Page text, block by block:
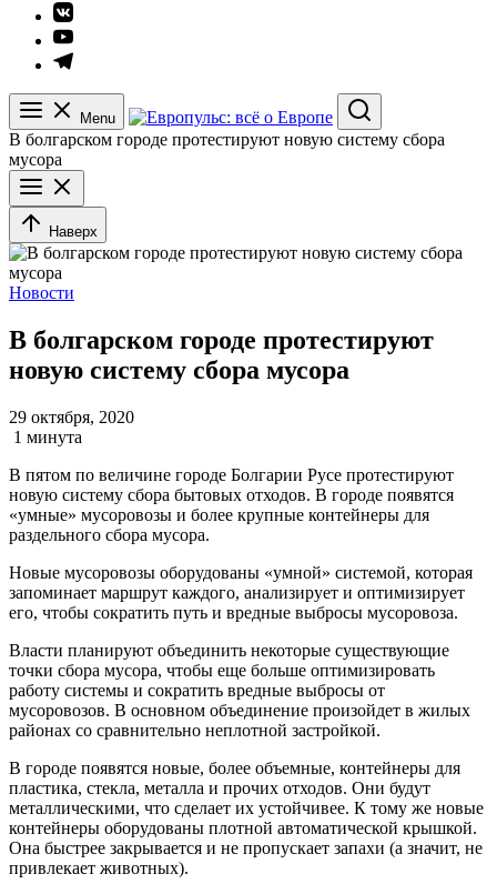
Элемент
меню
Элемент
меню
Элемент
Menu
Search
В болгарском городе протестируют новую систему сбора
мусора
Наверх
Новости
В болгарском городе протестируют
новую систему сбора мусора
29 октября, 2020
1 минута
В пятом по величине городе Болгарии Русе протестируют
новую систему сбора бытовых отходов. В городе появятся
«умные» мусоровозы и более крупные контейнеры для
раздельного сбора мусора.
Новые мусоровозы оборудованы «умной» системой, которая
запоминает маршрут каждого, анализирует и оптимизирует
его, чтобы сократить путь и вредные выбросы мусоровоза.
Власти планируют объединить некоторые существующие
точки сбора мусора, чтобы еще больше оптимизировать
работу системы и сократить вредные выбросы от
мусоровозов. В основном объединение произойдет в жилых
районах со сравнительно неплотной застройкой.
В городе появятся новые, более объемные, контейнеры для
пластика, стекла, металла и прочих отходов. Они будут
металлическими, что сделает их устойчивее. К тому же новые
контейнеры оборудованы плотной автоматической крышкой.
Она быстрее закрывается и не пропускает запахи (а значит, не
привлекает животных).